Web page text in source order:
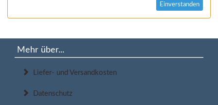
Einverstanden
Mehr über...
Liefer- und Versandkosten
Datenschutz